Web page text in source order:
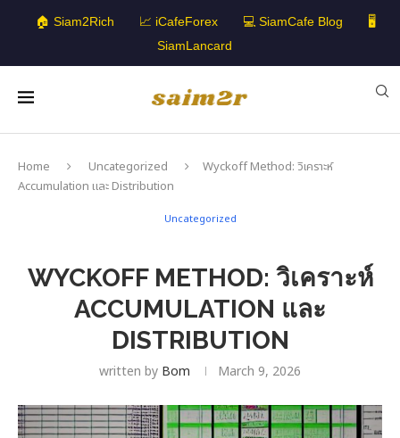
🏠 Siam2Rich 📈 iCafeForex 💻 SiamCafe Blog
🖥️
SiamLancard
Home Uncategorized
Wyckoff Method: วิเคราะห์
Accumulation และ Distribution
Uncategorized
WYCKOFF METHOD: วิเคราะห์
ACCUMULATION และ
DISTRIBUTION
written by Bom March 9, 2026